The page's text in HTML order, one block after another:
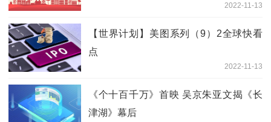
2022-11-13
【世界计划】美图系列（9）2全球快看
点
2022-11-13
《个十百千万》首映 吴京朱亚文揭《长
津湖》幕后